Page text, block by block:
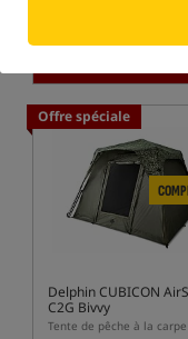
Offre spéciale
Delphin CUBICON
C2G Bivvy